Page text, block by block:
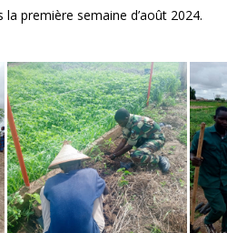
la première semaine d’août 2024.